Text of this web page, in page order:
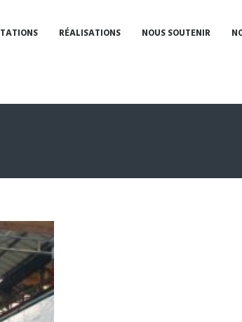
RÉALISATIONS NOUS SOUTENIR